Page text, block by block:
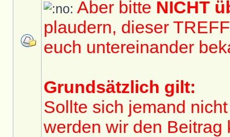
Aber bitte NICHT
plaudern, dieser
euch untereinander
Grundsätzlich gilt:
Sollte sich jemand
werden wir den Beitrag